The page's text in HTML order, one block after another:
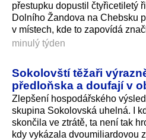
přestupku dopustil čtyřicetiletý
Dolního Žandova na Chebsku
v místech, kde to zapovídá
minulý týden
Sokolovští těžaři
předloňska a doufají v
Zlepšení hospodářského
skupina Sokolovská uhelná. I
skončila ve ztrátě, ta není tak
kdy vykázala dvoumiliardovou